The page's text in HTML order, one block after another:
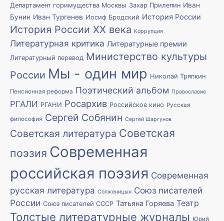
Департамент горимущества Москвы Захар Прилепин Иван
Бунин Иван Тургенев Иосиф Бродский История России
История России XX века Коррупция
Литературная критика Литературные премии
Литературный перевод Министерство культуры
России Мы - один мир Николай Тряпкин
Пенсионная реформа Поэтический альбом Православие
РГАЛИ РГАНИ Росархив Российское кино Русская
философия Сергей Собянин Сергей Шаргунов
Советская литература Советская
поэзия Современная
российская поэзия Современная
русская литература Солженицын Союз писателей
России Союз писателей СССР Татьяна Горяева Театр
Толстые литературные журналы Юрий